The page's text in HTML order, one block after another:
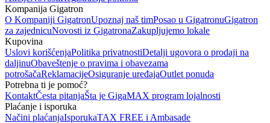
Kompanija Gigatron
O Kompaniji GigatronUpoznaj naš timPosao u GigatronuGigatron
za zajednicuNovosti iz GigatronaZakupljujemo lokale
Kupovina
Uslovi korišćenjaPolitika privatnostiDetalji ugovora o prodaji na
daljinuObaveštenje o pravima i obavezama
potrošačaReklamacijeOsiguranje uređajaOutlet ponuda
Potrebna ti je pomoć?
KontaktČesta pitanjaŠta je GigaMAX program lojalnosti
Plaćanje i isporuka
Načini plaćanjaIsporukaTAX FREE i Ambasade